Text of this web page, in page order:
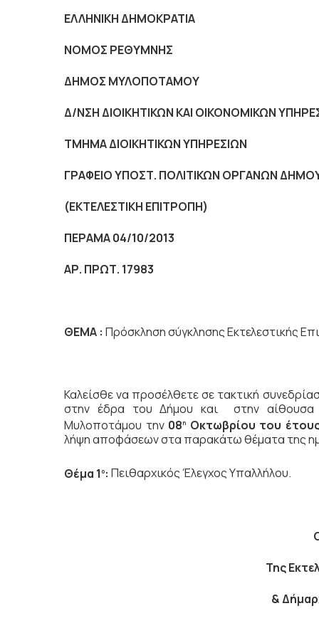
ΕΛΛΗΝΙΚΗ ΔΗΜΟΚΡΑΤΙΑ
NOMOΣ ΡΕΘΥΜΝΗΣ
ΔΗΜΟΣ ΜΥΛΟΠΟΤΑΜΟΥ
Δ/ΝΣΗ ΔΙΟΙΚΗΤΙΚΩΝ ΚΑΙ ΟΙΚΟΝΟΜΙΚΩΝ
ΤΜΗΜΑ ΔΙΟΙΚΗΤΙΚΩΝ ΥΠΗΡΕΣΙΩΝ
ΓΡΑΦΕΙΟ ΥΠΟΣΤ. ΠΟΛΙΤΙΚΩΝ ΟΡΓΑΝΩΝ
(ΕΚΤΕΛΕΣΤΙΚΗ ΕΠΙΤΡΟΠΗ)
ΠΕΡΑΜΑ 04/10/2013
ΑΡ. ΠΡΩΤ. 17983
ΘΕΜΑ : Πρόσκληση σύγκλησης Εκτελεστικής
Καλείσθε να προσέλθετε σε τακτική
στην έδρα του Δήμου και στην αίθουσα
Μυλοποτάμου την 08η
Οκτωβρίου του
λήψη αποφάσεων στα παρακάτω θέματα της
Θέμα 1 ο: Πειθαρχικός Έλεγχος Υπαλλήλου.
Της
&